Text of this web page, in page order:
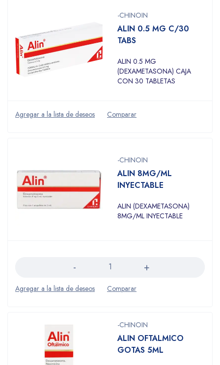
-CHINOIN
ALIN 0.5 MG C/30
TABS
ALIN 0.5 MG
(DEXAMETASONA) CAJA
CON 30 TABLETAS
-CHINOIN
ALIN 8MG/ML
INYECTABLE
ALIN (DEXAMETASONA)
8MG/ML INYECTABLE
-CHINOIN
ALIN OFTALMICO
GOTAS 5ML